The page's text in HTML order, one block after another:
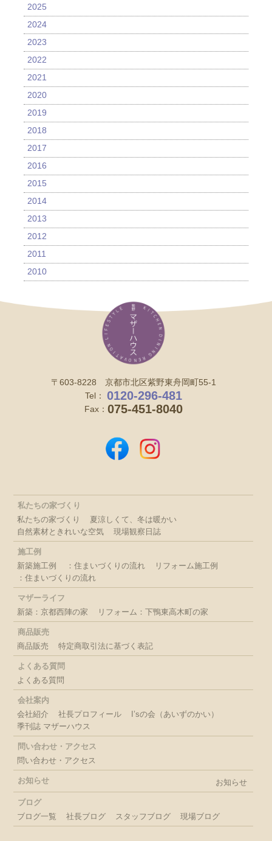
2025
2024
2023
2022
2021
2020
2019
2018
2017
2016
2015
2014
2013
2012
2011
2010
〒603-8228 京都市北区紫野東舟岡町55-1
Tel：
0120-296-481
Fax： 075-451-8040
私たちの家づくり
私たちの家づくり
夏涼しくて、冬は暖かい
自然素材ときれいな空気
現場観察日誌
施工例
新築施工例
：住まいづくりの流れ
リフォーム施工例
：住まいづくりの流れ
マザーライフ
新築：京都西陣の家
リフォーム：下鴨東高木町の家
商品販売
商品販売
特定商取引法に基づく表記
よくある質問
よくある質問
会社案内
会社紹介
社長プロフィール
I’sの会（あいずのかい）
季刊誌 マザーハウス
問い合わせ・アクセス
問い合わせ・アクセス
お知らせ お知らせ
ブログ
ブログ一覧
社長ブログ スタッフブログ 現場ブログ